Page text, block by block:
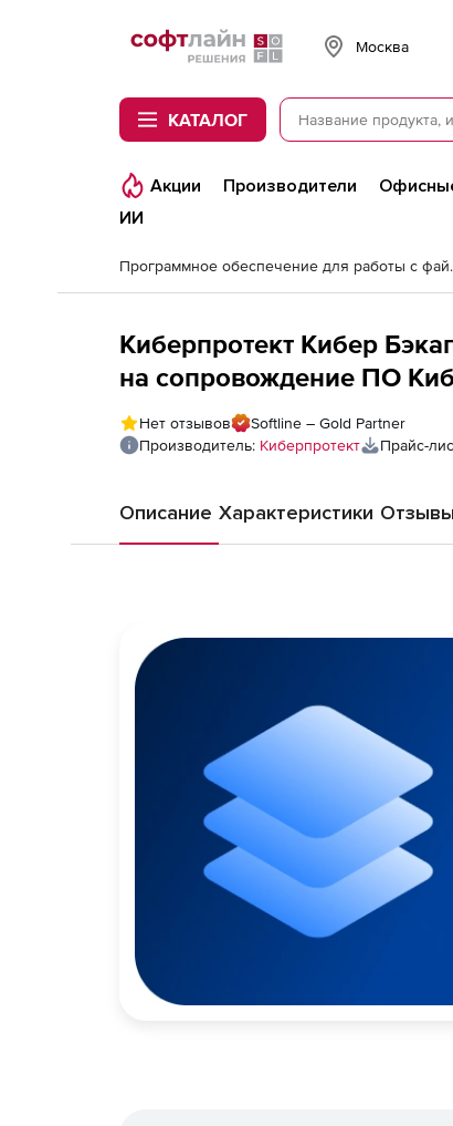
Softline
Москва
КАТАЛОГ
Акции Производители
ИИ
Киберпротект Кибер
на сопровождение ПО
платформы
(продление), на 3 года
Нет отзывов
Softline – Gold Partner
Производитель: Киберпротект Прайс-
Описание Характеристики Отзывы